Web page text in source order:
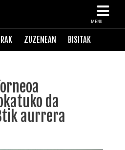
MENU
ZUZENEAN BISITAK
da
aurrera